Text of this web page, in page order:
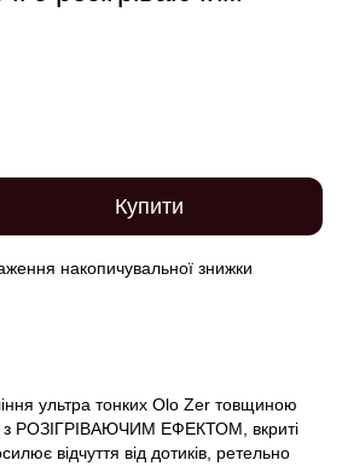
Купити
накопичувальної знижки
ультра тонких Olo Zer товщиною
з РОЗІГРІВАЮЧИМ ЕФЕКТОМ, вкриті
відчуття від дотиків, ретельно